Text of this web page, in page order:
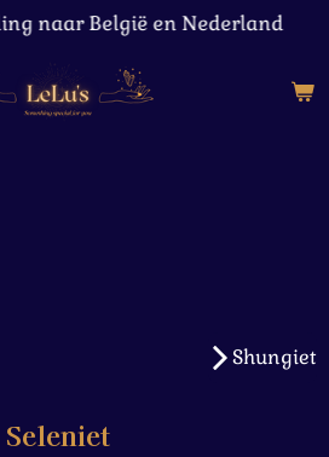
naar België en Nederland
Shungiet
Seleniet